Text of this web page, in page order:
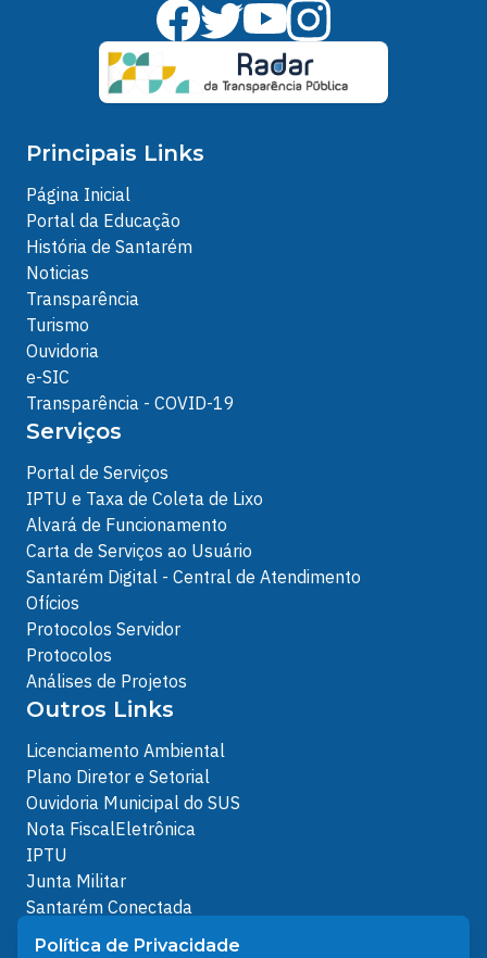
Principais Links
Página Inicial
Portal da Educação
História de Santarém
Noticias
Transparência
Turismo
Ouvidoria
e-SIC
Transparência - COVID-19
Serviços
Portal de Serviços
IPTU e Taxa de Coleta de Lixo
Alvará de Funcionamento
Carta de Serviços ao Usuário
Santarém Digital - Central de Atendimento
Ofícios
Protocolos Servidor
Protocolos
Análises de Projetos
Outros Links
Licenciamento Ambiental
Plano Diretor e Setorial
Ouvidoria Municipal do SUS
Nota FiscalEletrônica
IPTU
Junta Militar
Santarém Conectada
Política de Privacidade
Política de Privacidade